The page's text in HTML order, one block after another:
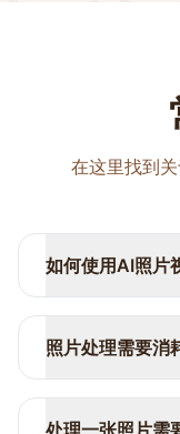
在这里找到
如何使用AI照片
照片处理需要消